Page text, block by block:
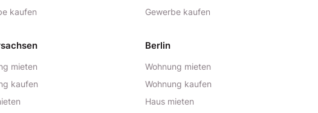
kaufen
Gewerbe kaufen
mieten
kaufen
Berlin
Wohnung mieten
Wohnung kaufen
Haus mieten